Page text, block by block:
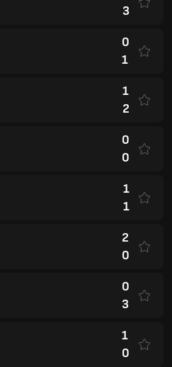
3
0
1
1
2
0
0
1
1
2
0
0
3
1
0